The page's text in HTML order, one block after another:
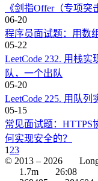
《剑指Offer（专项
06-20
程序员面试题：用数
05-22
LeetCode 232. 用栈
队，一个出队
05-20
LeetCode 225. 用队
05-15
常见面试题：HTTPS
何实现安全的？
1 23
© 2013 – 2026
1.7m
26:08